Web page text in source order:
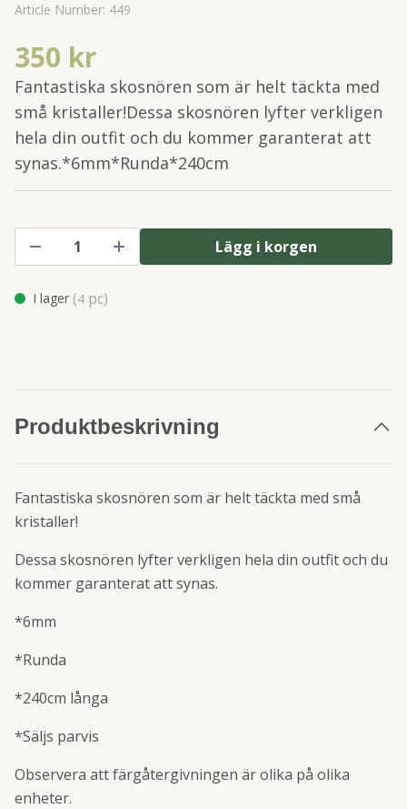
Article Number: 449
350 kr
Fantastiska skosnören som är helt täckta med
små kristaller!Dessa skosnören lyfter verkligen
hela din outfit och du kommer garanterat att
synas.*6mm*Runda*240cm
Lägg i korgen
I lager (4 pc)
Produktbeskrivning
Fantastiska skosnören som är helt täckta med små
kristaller!
Dessa skosnören lyfter verkligen hela din outfit och du
kommer garanterat att synas.
*6mm
*Runda
*240cm långa
*Säljs parvis
Observera att färgåtergivningen är olika på olika
enheter.